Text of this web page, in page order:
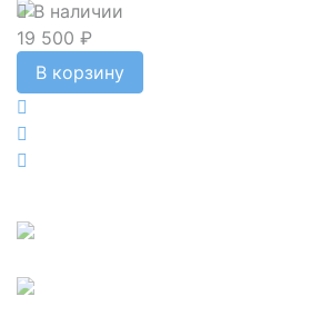
В наличии
19 500 ₽
В корзину